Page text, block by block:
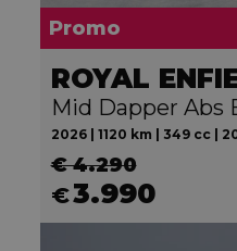
Promo
Mid Dapper Abs
2026 | 1120 km | 349 cc |
€ 4.290
€3.990